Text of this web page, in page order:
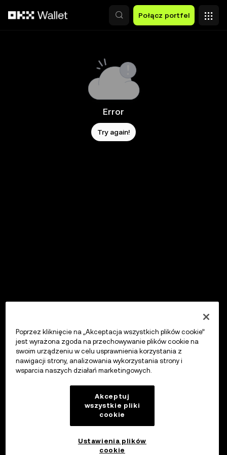
Połącz portfel
Error
Try again!
Poprzez kliknięcie na „Akceptacja wszystkich plików cookie”
jest wyrażona zgoda na przechowywanie plików cookie na
swoim urządzeniu w celu usprawnienia korzystania z
nawigacji strony, analizowania wykorzystania strony i
wsparcia naszych działań marketingowych.
Akceptuj
wszystkie pliki
cookie
Ustawienia plików
cookie